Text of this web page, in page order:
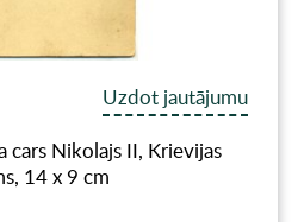
Uzdot jautājumu
cars Nikolajs II, Krievijas
14 x 9 cm